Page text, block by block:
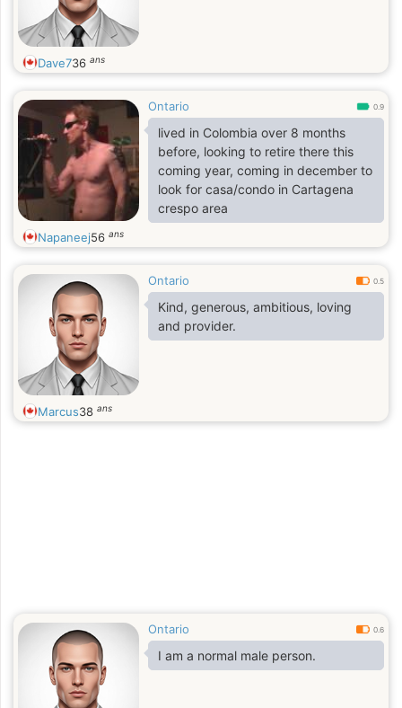
Dave736 ans
Ontario 0.9
lived in Colombia over 8 months
before, looking to retire there this
coming year, coming in december to
look for casa/condo in Cartagena
crespo area
Napaneej56 ans
Ontario 0.5
Kind, generous, ambitious, loving
and provider.
Marcus38 ans
Ontario 0.6
I am a normal male person.